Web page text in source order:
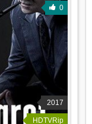
0
2017
HDTVRip